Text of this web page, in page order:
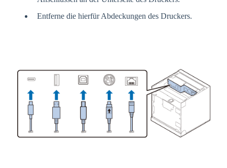
Entferne die hierfür Abdeckungen des Druckers.